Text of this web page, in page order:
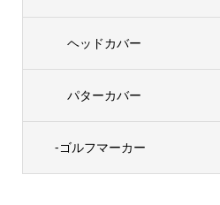
ヘッドカバー
パターカバー
-ゴルフマーカー